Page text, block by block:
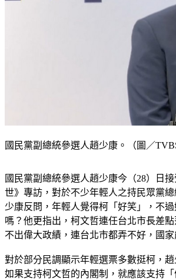
國民黨副總統參選人趙少康。（圖／
國民黨副總統參選人趙少康今（28）日
世》專訪，對於不少年輕人之持民眾黨
少康反問，年輕人覺得柯「好笑」，不
嗎？他更指出，柯文哲連任台北市長差
不出偉大政績，連台北市都弄不好，國家
對於部分民調顯示年輕選票多數挺柯，
如果支持柯文哲的內閣制，就應該支持